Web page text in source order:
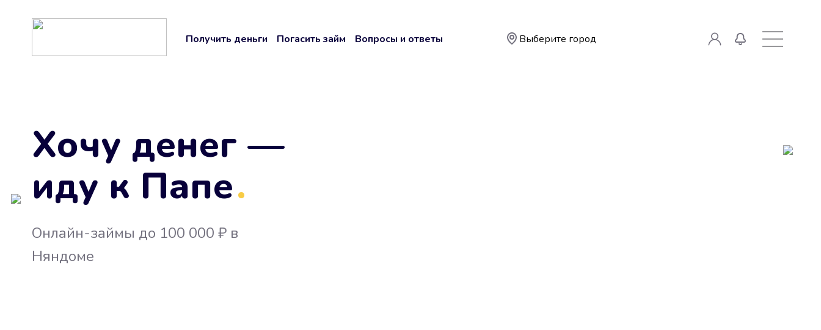
Получить деньги Погасить займ Вопросы и ответы Выберите город
Хочу денег —
иду к Папе
.
Онлайн-займы до 100 000 ₽ в
Няндоме